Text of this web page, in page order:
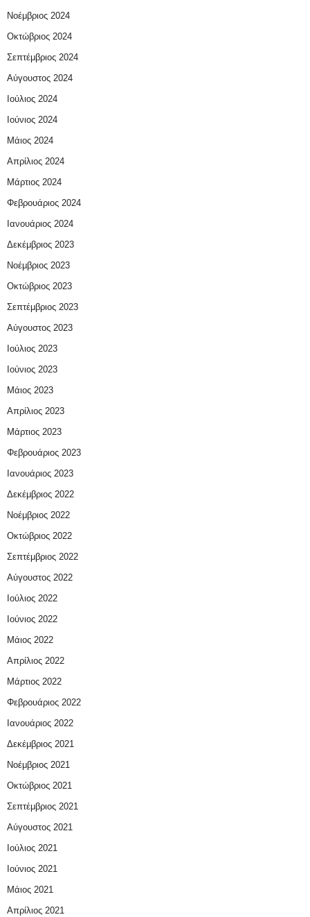
Νοέμβριος 2024
Οκτώβριος 2024
Σεπτέμβριος 2024
Αύγουστος 2024
Ιούλιος 2024
Ιούνιος 2024
Μάιος 2024
Απρίλιος 2024
Μάρτιος 2024
Φεβρουάριος 2024
Ιανουάριος 2024
Δεκέμβριος 2023
Νοέμβριος 2023
Οκτώβριος 2023
Σεπτέμβριος 2023
Αύγουστος 2023
Ιούλιος 2023
Ιούνιος 2023
Μάιος 2023
Απρίλιος 2023
Μάρτιος 2023
Φεβρουάριος 2023
Ιανουάριος 2023
Δεκέμβριος 2022
Νοέμβριος 2022
Οκτώβριος 2022
Σεπτέμβριος 2022
Αύγουστος 2022
Ιούλιος 2022
Ιούνιος 2022
Μάιος 2022
Απρίλιος 2022
Μάρτιος 2022
Φεβρουάριος 2022
Ιανουάριος 2022
Δεκέμβριος 2021
Νοέμβριος 2021
Οκτώβριος 2021
Σεπτέμβριος 2021
Αύγουστος 2021
Ιούλιος 2021
Ιούνιος 2021
Μάιος 2021
Απρίλιος 2021